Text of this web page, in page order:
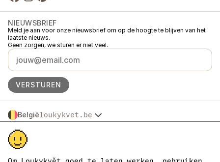
NIEUWSBRIEF
Meld je aan voor onze nieuwsbrief om op de hoogte te blijven van het
laatste nieuws.
Geen zorgen, we sturen er niet veel.
VERSTUREN
Belgiëloukykvet.be
Slovensko
Polska
© 2016 →
Loukykvět s.r.o. staat ingeschreven in het handelsregister van de
gemeentelijke rechtbank in Praag, sectie C, dossier 268616.
We zijn aangesloten bij het EKO-KOM-systeem onder nummer